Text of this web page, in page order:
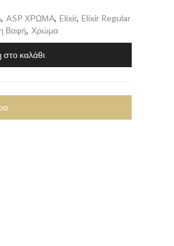
, ASP ΧΡΩΜΑ, Elixir, Elixir Regular
Βαφή, Χρώμα
καλάθι